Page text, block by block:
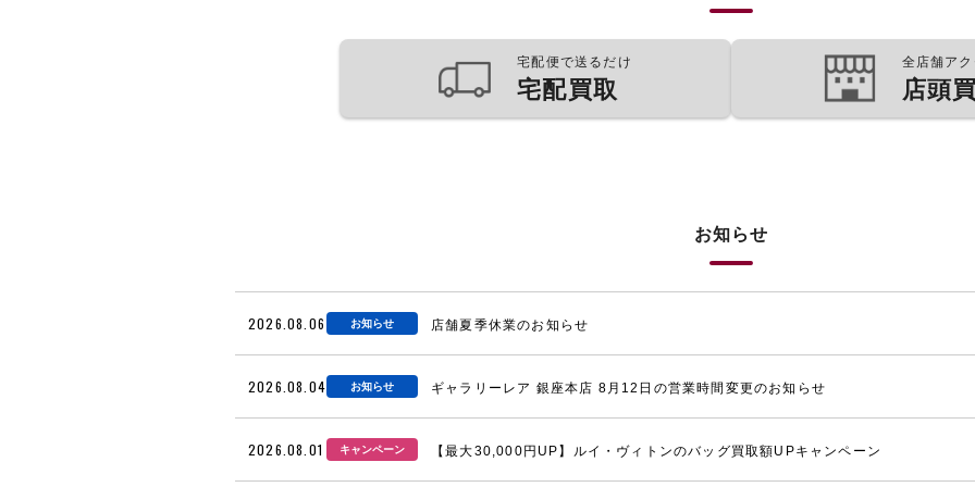
宅配便で送るだけ
宅配買取
全店舗ア
店頭
お知らせ
2026.08.06 お知らせ 店舗夏季休業のお知らせ
2026.08.04 お知らせ ギャラリーレア 銀座本店 8月12日の営業時間変更のお知らせ
2026.08.01 キャンペーン 【最大30,000円UP】ルイ・ヴィトンのバッグ買取額UPキャンペーン